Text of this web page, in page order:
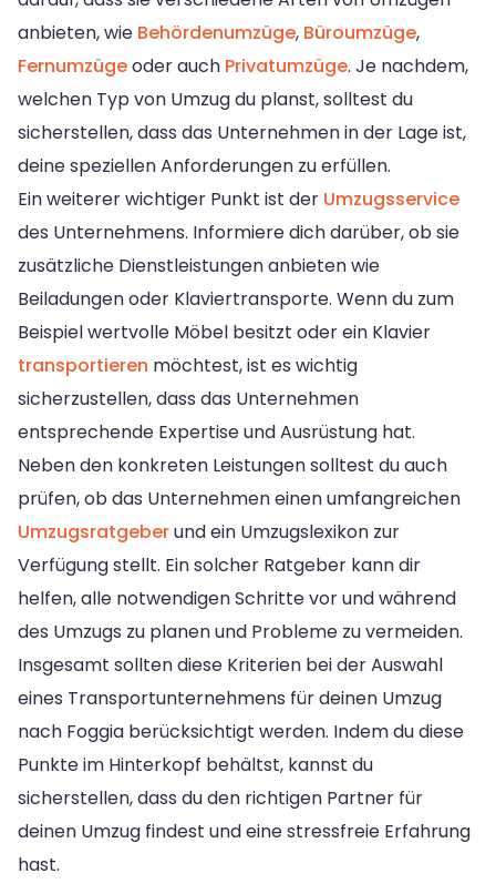
anbieten, wie Behördenumzüge, Büroumzüge,
Fernumzügeoder auch Privatumzüge. Je nachdem,
welchen Typ von Umzug du planst, solltest du
sicherstellen, dass das Unternehmen in der Lage ist,
deine speziellen Anforderungen zu erfüllen.
Ein weiterer wichtiger Punkt ist der Umzugsservice
des Unternehmens. Informiere dich darüber, ob sie
zusätzliche Dienstleistungen anbieten wie
Beiladungen oder Klaviertransporte. Wenn du zum
Beispiel wertvolle Möbel besitzt oder ein Klavier
transportieren möchtest, ist es wichtig
sicherzustellen, dass das Unternehmen
entsprechende Expertise und Ausrüstung hat.
Neben den konkreten Leistungen solltest du auch
prüfen, ob das Unternehmen einen umfangreichen
Umzugsratgeberund ein Umzugslexikon zur
Verfügung stellt. Ein solcher Ratgeber kann dir
helfen, alle notwendigen Schritte vor und während
des Umzugs zu planen und Probleme zu vermeiden.
Insgesamt sollten diese Kriterien bei der Auswahl
eines Transportunternehmens für deinen Umzug
nach Foggia berücksichtigt werden. Indem du diese
Punkte im Hinterkopf behältst, kannst du
sicherstellen, dass du den richtigen Partner für
deinen Umzug findest und eine stressfreie Erfahrung
hast.